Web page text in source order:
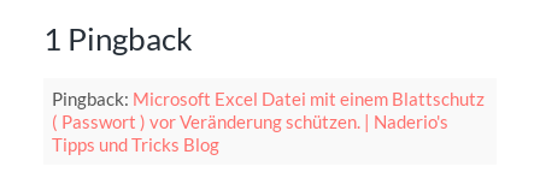
1 Pingback
Pingback: Microsoft Excel Datei mit einem Blattschutz
( Passwort ) vor Veränderung schützen. | Naderio's
Tipps und Tricks Blog